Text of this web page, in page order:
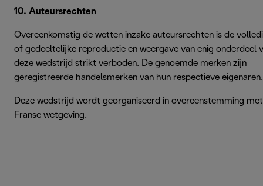
10. Auteursrechten
Overeenkomstig de wetten inzake auteursrechten is de
of gedeeltelijke reproductie en weergave van enig onderdeel
deze wedstrijd strikt verboden. De genoemde merken zijn
geregistreerde handelsmerken van hun respectieve eigenaren.
Deze wedstrijd wordt georganiseerd in overeenstemming
Franse wetgeving.